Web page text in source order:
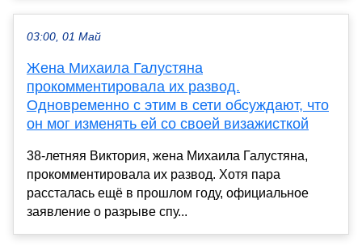
03:00, 01 Май
Жена Михаила Галустяна
прокомментировала их развод.
Одновременно с этим в сети обсуждают, что
он мог изменять ей со своей визажисткой
38-летняя Виктория, жена Михаила Галустяна,
прокомментировала их развод. Хотя пара
рассталась ещё в прошлом году, официальное
заявление о разрыве спу...